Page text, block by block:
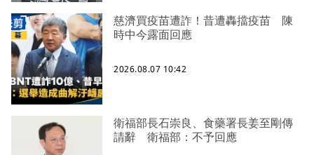
慈濟買疫苗遭詐！昔遭轟擋疫苗 陳
時中今露面回應
2026.08.07 10:42
衛福部長石崇良、食藥署長姜至剛傳
請辭 衛福部：不予回應